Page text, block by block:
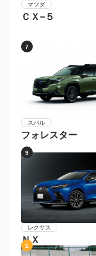
マツダ
ＣＸ−５
7
スバル
フォレスター
9
レクサス
ＮＸ
1